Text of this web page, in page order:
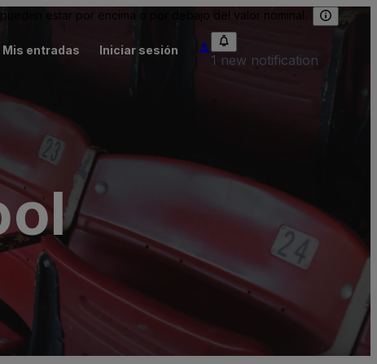
estar por encima o por debajo del valor nominal.
Mis entradas Iniciar sesión
1 new notification